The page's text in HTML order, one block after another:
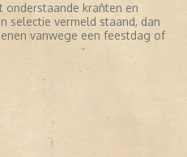
onderstaande kranten en
selectie vermeld staand, dan
vanwege een feestdag of